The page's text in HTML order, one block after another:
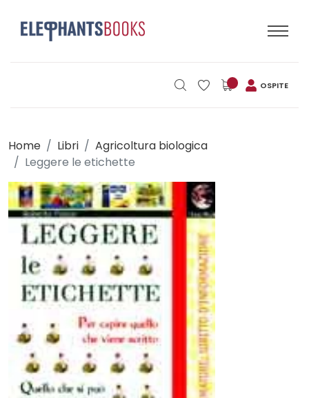
OSPITE
Home Libri
Agricoltura biologica
Leggere le etichette